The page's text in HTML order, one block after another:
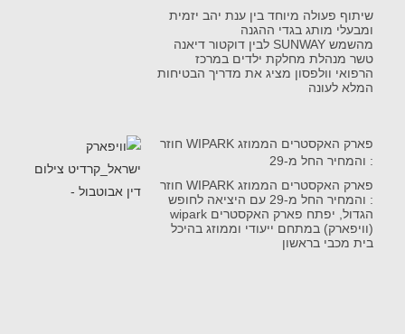
שיתוף פעולה מיוחד בין ענת יהב יזמית
ומבעלי מותג בגדי ההגנה
מהשמש SUNWAY לבין דוקטור דיאנה
טשר מנהלת מחלקת ילדים במרכז
הרפואי וולפסון מציג את מדריך הבטיחות
המלא לעונה
פארק האקסטרים הממוזג WIPARK חוזר
: והמחיר החל מ-29
פארק האקסטרים הממוזג WIPARK חוזר
: והמחיר החל מ-29 עם היציאה לחופש
הגדול, יפתח פארק האקסטרים wipark
(וויפארק) במתחם ייעודי וממוזג בהיכל
בית מכבי בראשון